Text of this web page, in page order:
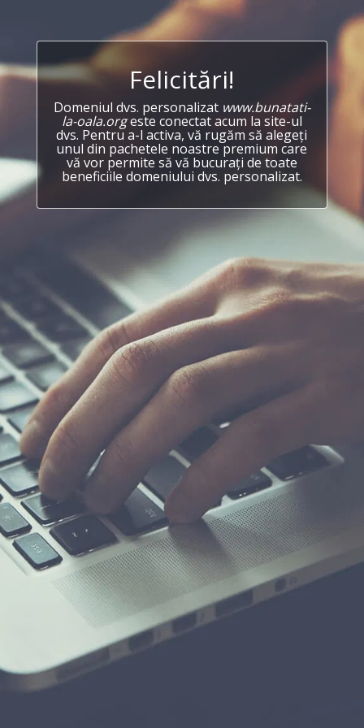
Felicitări!
Domeniul dvs. personalizat www.bunatati-
la-oala.orgeste conectat acum la site-ul
dvs. Pentru a-l activa, vă rugăm să alegeți
unul din pachetele noastre premium care
vă vor permite să vă bucurați de toate
beneficiile domeniului dvs. personalizat.